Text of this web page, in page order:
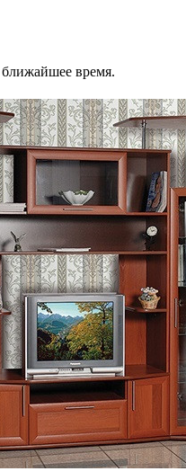
время.